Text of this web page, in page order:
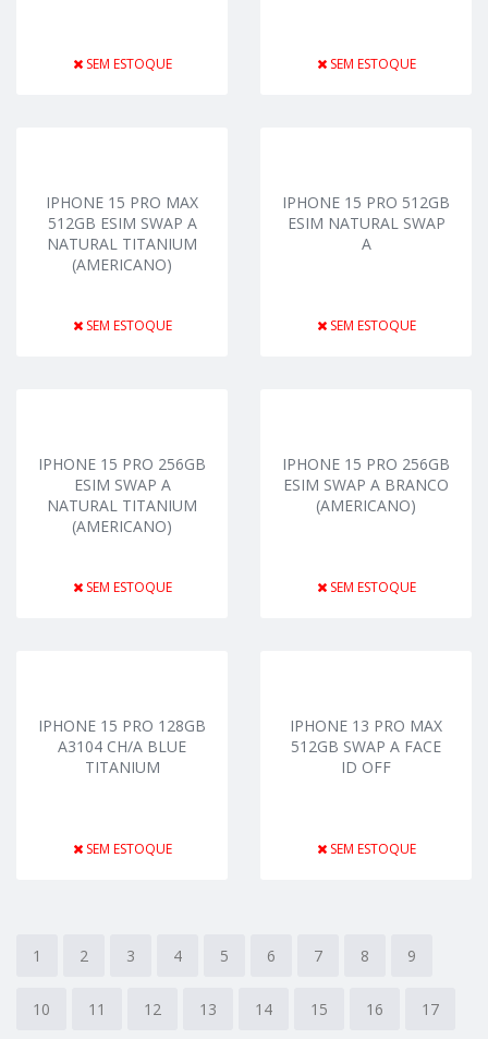
SEM ESTOQUE SEM ESTOQUE
IPHONE 15 PRO MAX
512GB ESIM SWAP A
NATURAL TITANIUM
(AMERICANO)
SEM ESTOQUE
IPHONE 15 PRO 512GB
ESIM NATURAL SWAP
A
SEM ESTOQUE
IPHONE 15 PRO 256GB
ESIM SWAP A
NATURAL TITANIUM
(AMERICANO)
SEM ESTOQUE
IPHONE 15 PRO 256GB
ESIM SWAP A BRANCO
(AMERICANO)
SEM ESTOQUE
IPHONE 15 PRO 128GB
A3104 CH/A BLUE
TITANIUM
SEM ESTOQUE
IPHONE 13 PRO MAX
512GB SWAP A FACE
ID OFF
SEM ESTOQUE
1 2 3 4 5 6 7 8 9
10 11 12 13 14 15 16 17